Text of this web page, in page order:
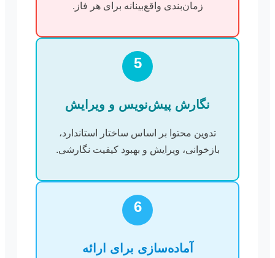
زمان‌بندی واقع‌بینانه برای هر فاز.
5
نگارش پیش‌نویس و ویرایش
تدوین محتوا بر اساس ساختار استاندارد،
بازخوانی، ویرایش و بهبود کیفیت نگارشی.
6
آماده‌سازی برای ارائه